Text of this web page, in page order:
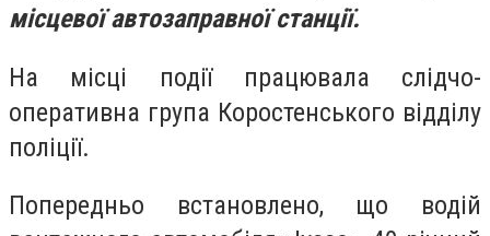
місцевої автозаправної станції.
На місці події працювала слідчо-
оперативна група Коростенського відділу
поліції.
Попередньо встановлено, що водій